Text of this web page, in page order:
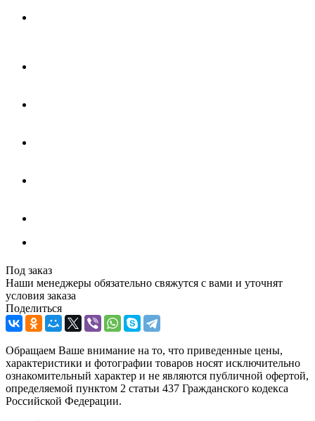
Под заказ
Наши менеджеры обязательно свяжутся с вами и уточнят
условия заказа
Поделиться
Обращаем Ваше внимание на то, что приведенные цены,
характеристики и фотографии товаров носят исключительно
ознакомительный характер и не являются публичной офертой,
определяемой пунктом 2 статьи 437 Гражданского кодекса
Российской Федерации.